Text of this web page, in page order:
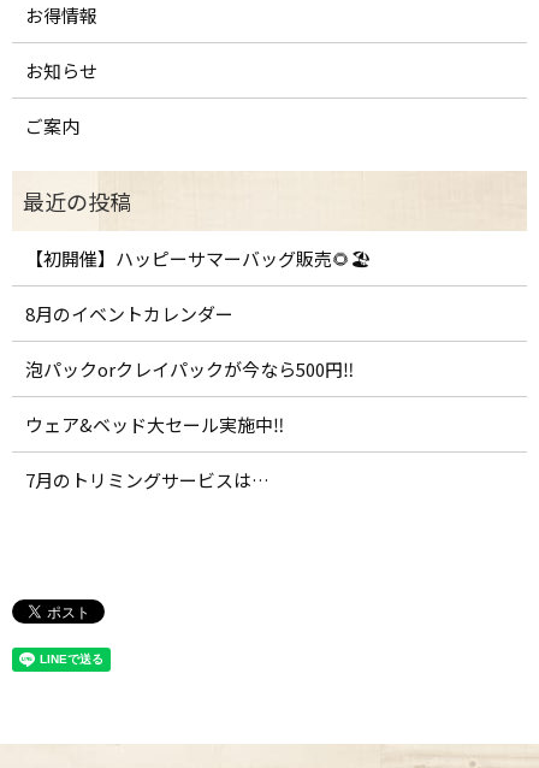
お得情報
お知らせ
ご案内
【初開催】ハッピーサマーバッグ販売🌻🏖️
8月のイベントカレンダー
泡パックorクレイパックが今なら500円‼️
ウェア&ベッド大セール実施中‼️
7月のトリミングサービスは…